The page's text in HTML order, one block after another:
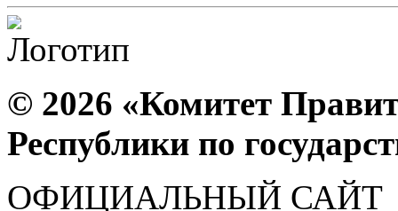
© 2026 «Комитет
Республики по
ОФИЦИАЛЬНЫЙ САЙТ